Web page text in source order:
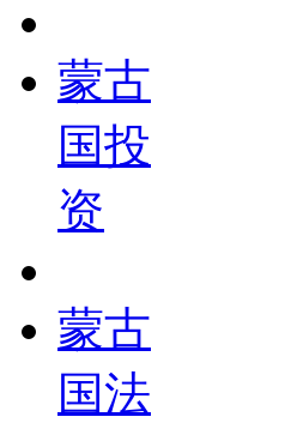
蒙古
国投
资
蒙古
国法